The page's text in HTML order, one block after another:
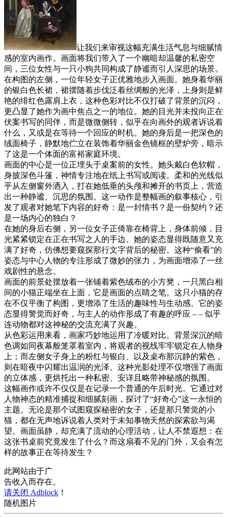
让我们来审视这幅充满生活气息与细腻情
感的室内画作。画面将我们带入了一个幽暗却温馨的私密空
间，三位女性与一只小狗共同构成了静谧而引人深思的场景。
在构图的左侧，一位年轻女子正优雅地步入画面。她身着华丽
的银白色长裙，裙摆随着步伐泛着丝绸般的光泽，上身则是鲜
艳的绯红色露肩上衣，这种色彩对比不仅打破了背景的沉闷，
更凸显了她作为画中焦点之一的地位。她的目光并未投向正在
伏案书写的同伴，而是微微侧转，似乎在向画外的观者诉说着
什么，又或是在等待一个回应的时机。她的身后是一把深色的
绒面椅子，静默地伫立在装饰着华丽金色镜框的壁炉旁，暗示
了这是一个体面的富裕家庭环境。
画面的中心是一位正埋头于桌案前的女性。她头戴白色软帽，
身披深色斗篷，神情专注地在纸上书写或阅读。柔和的光线似
乎从左侧窗外洒入，打在她低垂的头颅和摊开的书页上，营造
出一种静谧、沉思的氛围。这一动作是整幅画的叙事核心，引
发了观者对她笔下内容的好奇：是一封情书？是一份契约？还
是一场内心的独白？
在她的身后右侧，另一位女子正倚靠在椅背上，身体前倾，目
光紧紧锁定在正在书写之人的手边。她的姿态显得既随意又充
满了好奇，仿佛想要窥探那行文字背后的秘密。这种“偷看”的
姿态与中心人物的专注形成了微妙的张力，为画面增添了一丝
戏剧性的悬念。
画面的前景处摆放着一张铺着紫色绒布的小方凳，一只黑白相
间的小猫正端坐在上面，它是画面的点睛之笔。这只小猫的存
在不仅平衡了构图，更增添了生活的趣味性与生动感。它的姿
态显得警觉而好奇，与主人的动作形成了有趣的呼应 – – 似乎
连动物都对这神秘的交流充满了兴趣。
从色彩运用来看，画家巧妙地运用了冷暖对比。背景深沉的暗
色调如同夜幕般笼罩着室内，将观者的视线牢牢锁定在人物身
上；而左侧女子身上的粉红与银白、以及桌布那沉静的紫色，
则在暗夜中闪耀出温润的光泽。这种光影处理不仅增强了画面
的立体感，更烘托出一种私密、安详且略带神秘感的氛围。
这幅画作或许不仅仅是在记录一个普通的午后时光。它通过对
人物神态的精准捕捉和细腻刻画，探讨了“好奇心”这一永恒的
主题。无论是那个试图窥探秘密的女子，还是那只警觉的小
猫，都在无声地诉说着人类对于未知事物天然的探索欲与渴
望。画面虽静，却充满了流动的心理活动，让人不禁遐想：在
这张书桌前究竟发生了什么？而这扇看不见的门外，又会有怎
样的故事正在等待发生？
此网站由于广
告收入而存在。
请关闭 Adblock ！
随机图片